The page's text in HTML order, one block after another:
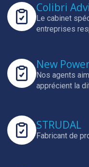
Colibri
Le cabinet
entreprises
New
Nos agents
apprécient la
STRUDAL
Fabricant de